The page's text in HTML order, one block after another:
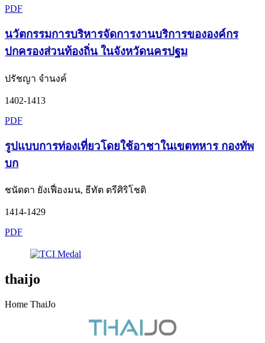
PDF
นวัตกรรมการบริหารจัดการงานบริการขององค์กร
ปกครองส่วนท้องถิ่น ในจังหวัดนครปฐม
ปรัชญา จำนงค์
1402-1413
PDF
รูปแบบการท่องเที่ยวโดยใช้อาชาในเขตทหาร กองทัพ
บก
ชนัดดา ยังเฟื่องมน, ธีทัต ตรีศิริโชติ
1414-1429
PDF
thaijo
Home ThaiJo